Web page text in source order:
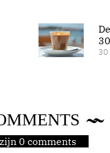
30
0 comments